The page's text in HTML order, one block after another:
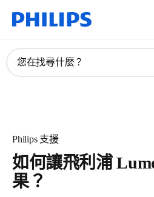
您在找尋什麼？
Philips 支援
如何讓飛利浦
果？